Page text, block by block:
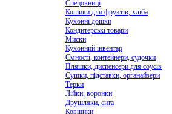
Спецовниці
Кошики для фруктів, хліба
Кухонні дошки
Кондитерські товари
Миски
Кухонний інвентар
Ємності, контейнери, судочки
Пляшки, диспенсери для соусів
Сушки, підставки, органайзери
Терки
Лійки, воронки
Друшляки, сита
Ковшики